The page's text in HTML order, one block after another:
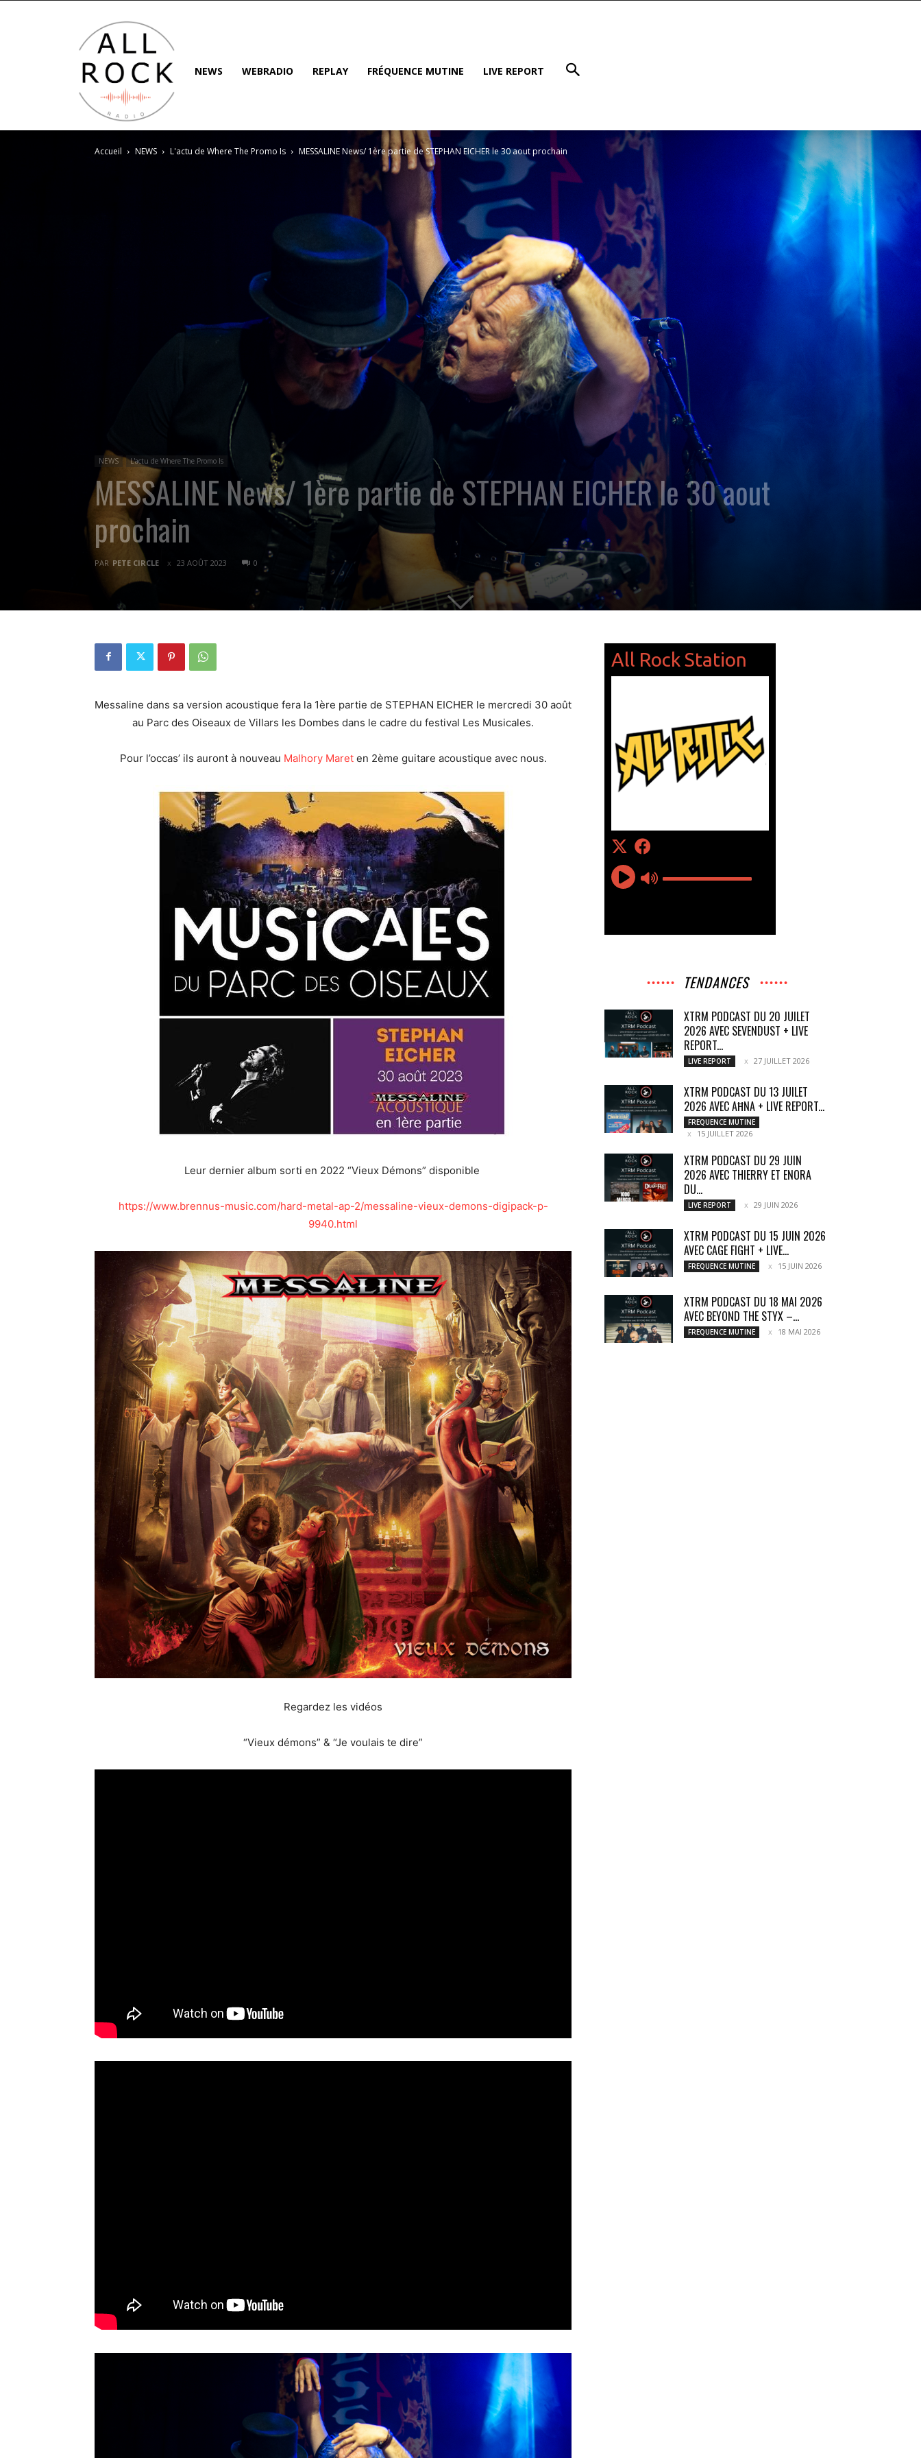
NEWS WEBRADIO REPLAY FRÉQUENCE MUTINE LIVE REPORT
Accueil NEWS L'actu de Where The Promo Is MESSALINE News/ 1ère partie de STEPHAN EICHER le 30 aout prochain
NEWS L'actu de Where The Promo Is
MESSALINE News/ 1ère partie de STEPHAN EICHER le 30 aout
prochain
PAR PETE CIRCLE 23 AOÛT 2023 0
Messaline dans sa version acoustique fera la 1ère partie de STEPHAN EICHER le mercredi 30 août
au Parc des Oiseaux de Villars les Dombes dans le cadre du festival Les Musicales.
Pour l’occas’ ils auront à nouveau Malhory Mareten 2ème guitare acoustique avec nous.
Leur dernier album sorti en 2022 “Vieux Démons” disponible
https://www.brennus-music.com/hard-metal-ap-2/messaline-vieux-demons-digipack-p-
9940.html
Regardez les vidéos
“Vieux démons” & “Je voulais te dire”
TENDANCES
XTRM PODCAST DU 20 JUILET
2026 AVEC SEVENDUST + LIVE
REPORT...
LIVE REPORT 27 JUILLET 2026
XTRM PODCAST DU 13 JUILET
2026 AVEC AĦNA + LIVE REPORT...
FREQUENCE MUTINE
15 JUILLET 2026
XTRM PODCAST DU 29 JUIN
2026 AVEC THIERRY ET ENORA
DU...
LIVE REPORT 29 JUIN 2026
XTRM PODCAST DU 15 JUIN 2026
AVEC CAGE FIGHT + LIVE...
FREQUENCE MUTINE 15 JUIN 2026
XTRM PODCAST DU 18 MAI 2026
AVEC BEYOND THE STYX –...
FREQUENCE MUTINE 18 MAI 2026